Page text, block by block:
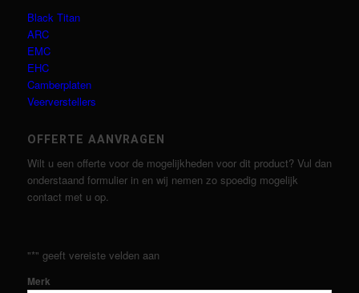
Black Titan
ARC
EMC
EHC
Camberplaten
Veerverstellers
OFFERTE AANVRAGEN
Wilt u een offerte voor de mogelijkheden voor dit product? Vul dan
onderstaand formulier in en wij nemen zo spoedig mogelijk
contact met u op.
"*" geeft vereiste velden aan
Merk